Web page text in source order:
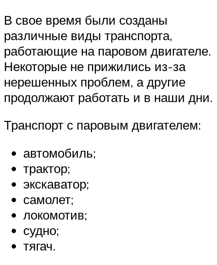
В свое время были созданы
различные виды транспорта,
работающие на паровом двигателе.
Некоторые не прижились из-за
нерешенных проблем, а другие
продолжают работать и в наши дни.
Транспорт с паровым двигателем:
автомобиль;
трактор;
экскаватор;
самолет;
локомотив;
судно;
тягач.